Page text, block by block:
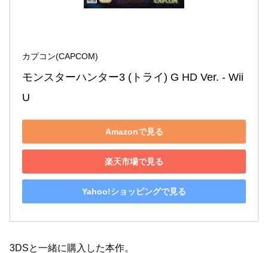
カプコン(CAPCOM)
モンスターハンター3 (トライ) G HD Ver. - Wii
U
Amazonで見る
楽天市場で見る
Yahoo!ショッピングで見る
3DSと一緒に購入した本作。